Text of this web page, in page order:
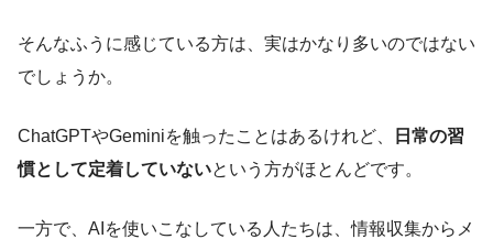
そんなふうに感じている方は、実はかなり多いのではない
でしょうか。
ChatGPTやGeminiを触ったことはあるけれど、
日常の習
慣として定着していないという方がほとんどです。
一方で、AIを使いこなしている人たちは、情報収集からメ